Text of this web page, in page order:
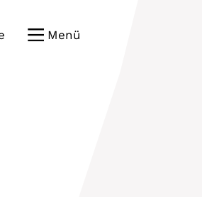
Menü